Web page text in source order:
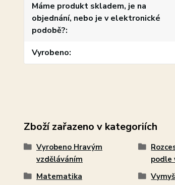
Máme produkt skladem, je na
objednání, nebo je v elektronické
podobě?
Vyrobeno
Zboží zařazeno v kategoriích
Vyrobeno Hravým
vzděláváním
podle
Matematika